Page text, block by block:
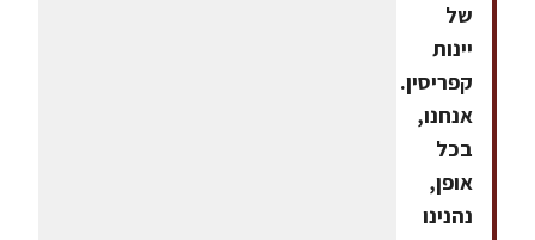
של
יינות
קפריסין.
אנחנו,
בכל
אופן,
נהנינו